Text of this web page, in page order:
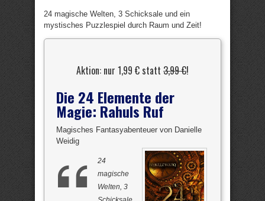
24 magische Welten, 3 Schicksale und ein
mystisches Puzzlespiel durch Raum und Zeit!
Aktion: nur 1,99 € statt 3,99 €!
Die 24 Elemente der
Magie: Rahuls Ruf
Magisches Fantasyabenteuer von Danielle
Weidig
24
magische
Welten, 3